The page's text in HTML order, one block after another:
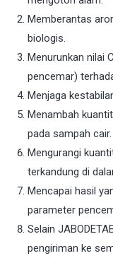
Memberantas
biologis.
Menurunkan nilai
pencemar)
Menjaga
Menambah
pada sampah cair.
Mengurangi
terkandung di
Mencapai hasil
parameter
Selain
pengiriman ke